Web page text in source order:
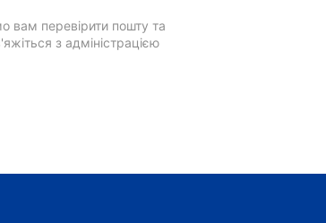
вам перевірити пошту та
з адміністрацією